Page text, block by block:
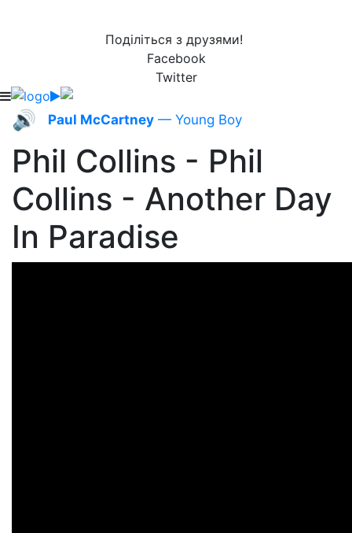
Поділіться з друзями!
Facebook
Twitter
🔊 Paul McCartney — Young Boy
Phil Collins - Phil
Collins - Another Day
In Paradise